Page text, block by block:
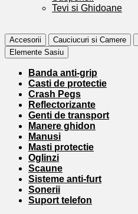
Tevi si Ghidoane
Accesorii Cauciucuri si Camere
Elemente Sasiu
Banda anti-grip
Casti de protectie
Crash Pegs
Reflectorizante
Genti de transport
Manere ghidon
Manusi
Masti protectie
Oglinzi
Scaune
Sisteme anti-furt
Sonerii
Suport telefon